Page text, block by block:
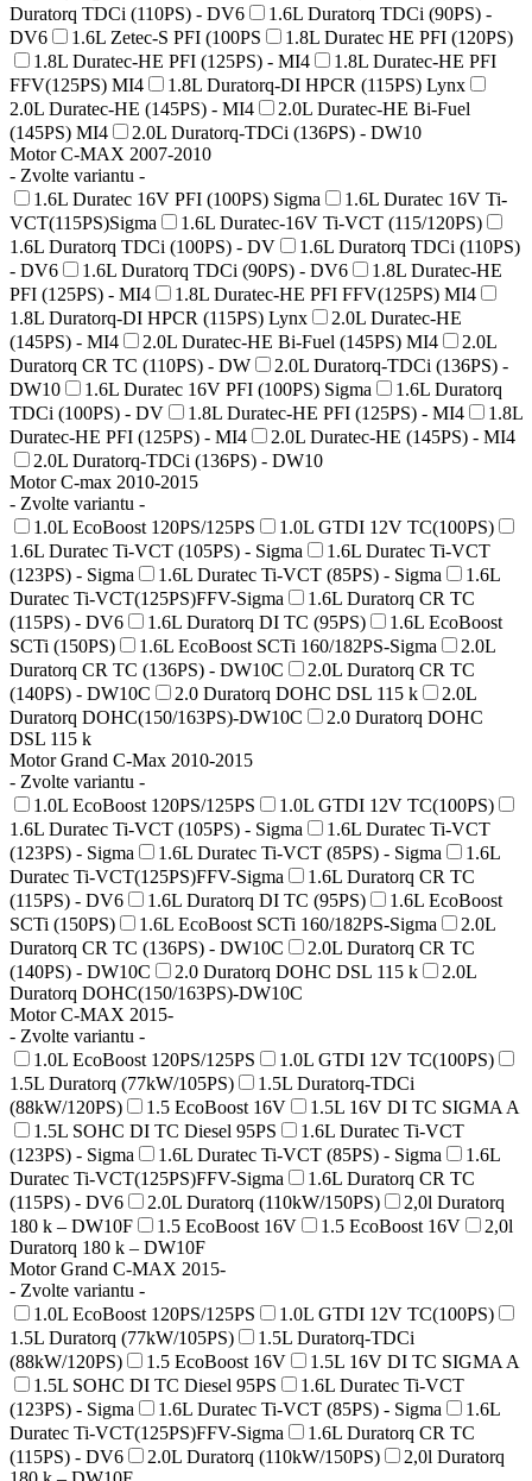
Duratorq TDCi (110PS) - DV6
1.6L Duratorq TDCi (90PS) -
DV6
1.6L Zetec-S PFI (100PS
1.8L Duratec HE PFI (120PS)
1.8L Duratec-HE PFI (125PS) - MI4
1.8L Duratec-HE PFI
FFV(125PS) MI4
1.8L Duratorq-DI HPCR (115PS) Lynx
2.0L Duratec-HE (145PS) - MI4
2.0L Duratec-HE Bi-Fuel
(145PS) MI4
2.0L Duratorq-TDCi (136PS) - DW10
Motor C-MAX 2007-2010
- Zvolte variantu -
1.6L Duratec 16V PFI (100PS) Sigma
1.6L Duratec 16V Ti-
VCT(115PS)Sigma
1.6L Duratec-16V Ti-VCT (115/120PS)
1.6L Duratorq TDCi (100PS) - DV
1.6L Duratorq TDCi (110PS)
- DV6
1.6L Duratorq TDCi (90PS) - DV6
1.8L Duratec-HE
PFI (125PS) - MI4
1.8L Duratec-HE PFI FFV(125PS) MI4
1.8L Duratorq-DI HPCR (115PS) Lynx
2.0L Duratec-HE
(145PS) - MI4
2.0L Duratec-HE Bi-Fuel (145PS) MI4
2.0L
Duratorq CR TC (110PS) - DW
2.0L Duratorq-TDCi (136PS) -
DW10
1.6L Duratec 16V PFI (100PS) Sigma
1.6L Duratorq
TDCi (100PS) - DV
1.8L Duratec-HE PFI (125PS) - MI4
1.8L
Duratec-HE PFI (125PS) - MI4
2.0L Duratec-HE (145PS) - MI4
2.0L Duratorq-TDCi (136PS) - DW10
Motor C-max 2010-2015
- Zvolte variantu -
1.0L EcoBoost 120PS/125PS
1.0L GTDI 12V TC(100PS)
1.6L Duratec Ti-VCT (105PS) - Sigma
1.6L Duratec Ti-VCT
(123PS) - Sigma
1.6L Duratec Ti-VCT (85PS) - Sigma
1.6L
Duratec Ti-VCT(125PS)FFV-Sigma
1.6L Duratorq CR TC
(115PS) - DV6
1.6L Duratorq DI TC (95PS)
1.6L EcoBoost
SCTi (150PS)
1.6L EcoBoost SCTi 160/182PS-Sigma
2.0L
Duratorq CR TC (136PS) - DW10C
2.0L Duratorq CR TC
(140PS) - DW10C
2.0 Duratorq DOHC DSL 115 k
2.0L
Duratorq DOHC(150/163PS)-DW10C
2.0 Duratorq DOHC
DSL 115 k
Motor Grand C-Max 2010-2015
- Zvolte variantu -
1.0L EcoBoost 120PS/125PS
1.0L GTDI 12V TC(100PS)
1.6L Duratec Ti-VCT (105PS) - Sigma
1.6L Duratec Ti-VCT
(123PS) - Sigma
1.6L Duratec Ti-VCT (85PS) - Sigma
1.6L
Duratec Ti-VCT(125PS)FFV-Sigma
1.6L Duratorq CR TC
(115PS) - DV6
1.6L Duratorq DI TC (95PS)
1.6L EcoBoost
SCTi (150PS)
1.6L EcoBoost SCTi 160/182PS-Sigma
2.0L
Duratorq CR TC (136PS) - DW10C
2.0L Duratorq CR TC
(140PS) - DW10C
2.0 Duratorq DOHC DSL 115 k
2.0L
Duratorq DOHC(150/163PS)-DW10C
Motor C-MAX 2015-
- Zvolte variantu -
1.0L EcoBoost 120PS/125PS
1.0L GTDI 12V TC(100PS)
1.5L Duratorq (77kW/105PS)
1.5L Duratorq-TDCi
(88kW/120PS)
1.5 EcoBoost 16V
1.5L 16V DI TC SIGMA A
1.5L SOHC DI TC Diesel 95PS
1.6L Duratec Ti-VCT
(123PS) - Sigma
1.6L Duratec Ti-VCT (85PS) - Sigma
1.6L
Duratec Ti-VCT(125PS)FFV-Sigma
1.6L Duratorq CR TC
(115PS) - DV6
2.0L Duratorq (110kW/150PS)
2,0l Duratorq
180 k – DW10F
1.5 EcoBoost 16V 1.5 EcoBoost 16V
2,0l
Duratorq 180 k – DW10F
Motor Grand C-MAX 2015-
- Zvolte variantu -
1.0L EcoBoost 120PS/125PS
1.0L GTDI 12V TC(100PS)
1.5L Duratorq (77kW/105PS)
1.5L Duratorq-TDCi
(88kW/120PS)
1.5 EcoBoost 16V
1.5L 16V DI TC SIGMA A
1.5L SOHC DI TC Diesel 95PS
1.6L Duratec Ti-VCT
(123PS) - Sigma
1.6L Duratec Ti-VCT (85PS) - Sigma
1.6L
Duratec Ti-VCT(125PS)FFV-Sigma
1.6L Duratorq CR TC
(115PS) - DV6
2.0L Duratorq (110kW/150PS)
2,0l Duratorq